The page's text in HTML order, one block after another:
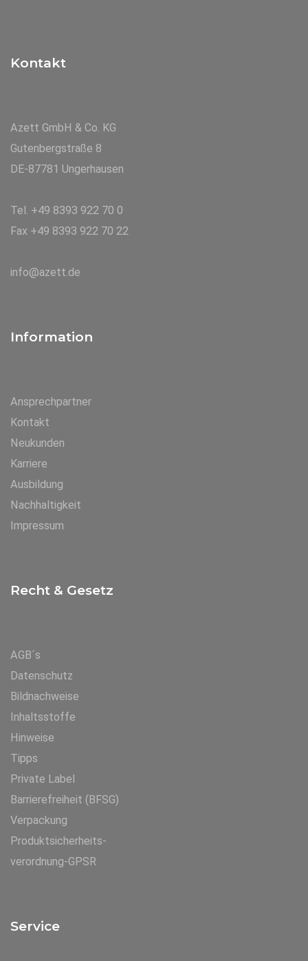
Kontakt
Azett GmbH & Co. KG
Gutenbergstraße 8
DE-87781 Ungerhausen
Tel. +49 8393 922 70 0
Fax +49 8393 922 70 22
info@azett.de
Information
Ansprechpartner
Kontakt
Neukunden
Karriere
Ausbildung
Nachhaltigkeit
Impressum
Recht & Gesetz
AGB´s
Datenschutz
Bildnachweise
Inhaltsstoffe
Hinweise
Tipps
Private Label
Barrierefreiheit (BFSG)
Verpackung
Produktsicherheits-
verordnung-GPSR
Service